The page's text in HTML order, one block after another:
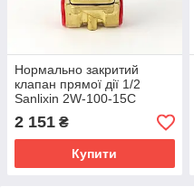
Нормально закритий
клапан прямої дії 1/2
Sanlixin 2W-100-15C
EPDM AC220V 0-7 bar
2 151 ₴
Купити